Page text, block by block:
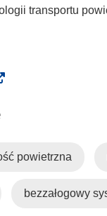
o
)
transportu
powietrzna
bezzałogowy